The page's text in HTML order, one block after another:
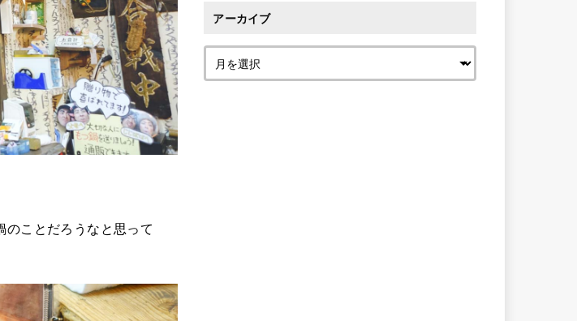
のことだろうなと思って
アーカイブ